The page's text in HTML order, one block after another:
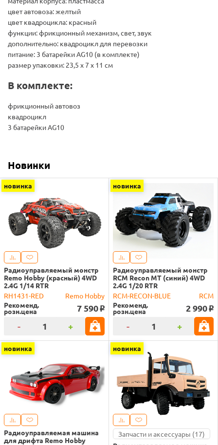
цвет автовоза: желтый
цвет квадроцикла: красный
функции: фрикционный механизм, свет, звук
дополнительно: квадроцикл для перевозки
питание: 3 батарейки AG10 (в комплекте)
размер упаковки: 23,5 х 7 х 11 см
В комплекте:
фрикционный автовоз
квадроцикл
3 батарейки AG10
Новинки
новинка
Радиоуправляемый монстр
Remo Hobby (красный) 4WD
2.4G 1/14 RTR
RH1431-RED
Remo Hobby
Рекоменд.
розн.цена 7 590 o
- +
новинка
Радиоуправляемый монстр
RCM Recon MT (синий) 4WD
2.4G 1/20 RTR
RCM-RECON-BLUE
RCM
Рекоменд.
розн.цена 2 990 o
- +
новинка
Радиоуправляемая машина
для дрифта Remo Hobby
новинка
Запчасти и аксессуары (17)